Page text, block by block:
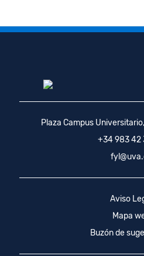
Plaza Campus
+34 983 42
Aviso
Mapa
Buzón de